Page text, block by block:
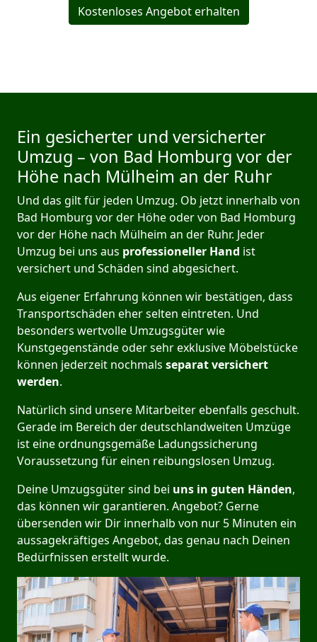
Kostenloses Angebot erhalten
Ein gesicherter und versicherter
Umzug – von Bad Homburg vor der
Höhe nach Mülheim an der Ruhr
Und das gilt für jeden Umzug. Ob jetzt innerhalb von
Bad Homburg vor der Höhe oder von Bad Homburg
vor der Höhe nach Mülheim an der Ruhr. Jeder
Umzug bei uns aus professioneller Hand ist
versichert und Schäden sind abgesichert.
Aus eigener Erfahrung können wir bestätigen, dass
Transportschäden eher selten eintreten. Und
besonders wertvolle Umzugsgüter wie
Kunstgegenstände oder sehr exklusive Möbelstücke
können jederzeit nochmals separat versichert
werden.
Natürlich sind unsere Mitarbeiter ebenfalls geschult.
Gerade im Bereich der deutschlandweiten Umzüge
ist eine ordnungsgemäße Ladungssicherung
Voraussetzung für einen reibungslosen Umzug.
Deine Umzugsgüter sind bei uns in guten Händen,
das können wir garantieren. Angebot? Gerne
übersenden wir Dir innerhalb von nur 5 Minuten ein
aussagekräftiges Angebot, das genau nach Deinen
Bedürfnissen erstellt wurde.